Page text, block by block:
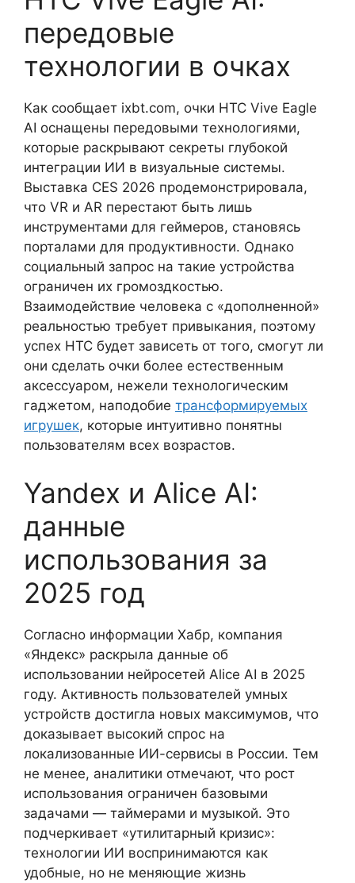
передовые
технологии в очках
Как сообщает ixbt.com, очки HTC Vive Eagle
AI оснащены передовыми технологиями,
которые раскрывают секреты глубокой
интеграции ИИ в визуальные системы.
Выставка CES 2026 продемонстрировала,
что VR и AR перестают быть лишь
инструментами для геймеров, становясь
порталами для продуктивности. Однако
социальный запрос на такие устройства
ограничен их громоздкостью.
Взаимодействие человека с «дополненной»
реальностью требует привыкания, поэтому
успех HTC будет зависеть от того, смогут ли
они сделать очки более естественным
аксессуаром, нежели технологическим
гаджетом, наподобие трансформируемых
игрушек, которые интуитивно понятны
пользователям всех возрастов.
Yandex и Alice AI:
данные
использования за
2025 год
Согласно информации Хабр, компания
«Яндекс» раскрыла данные об
использовании нейросетей Alice AI в 2025
году. Активность пользователей умных
устройств достигла новых максимумов, что
доказывает высокий спрос на
локализованные ИИ-сервисы в России. Тем
не менее, аналитики отмечают, что рост
использования ограничен базовыми
задачами — таймерами и музыкой. Это
подчеркивает «утилитарный кризис»:
технологии ИИ воспринимаются как
удобные, но не меняющие жизнь